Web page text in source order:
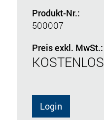
Produkt-Nr.:
500007
Preis exkl. MwSt.:
KOSTENLOS
Login